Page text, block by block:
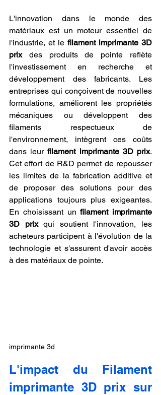
L'innovation dans le monde des
matériaux est un moteur essentiel de
l'industrie, et le filament imprimante 3D
prix des produits de pointe reflète
l'investissement en recherche et
développement des fabricants. Les
entreprises qui conçoivent de nouvelles
formulations, améliorent les propriétés
mécaniques ou développent des
filaments respectueux de
l'environnement, intègrent ces coûts
dans leur filament imprimante 3D prix.
Cet effort de R&D permet de repousser
les limites de la fabrication additive et
de proposer des solutions pour des
applications toujours plus exigeantes.
En choisissant un filament imprimante
3D prix qui soutient l'innovation, les
acheteurs participent à l'évolution de la
technologie et s'assurent d'avoir accès
à des matériaux de pointe.
imprimante 3d
L'impact du Filament
imprimante 3D prix sur